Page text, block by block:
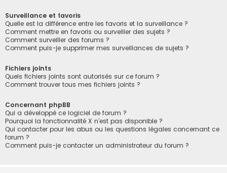
Surveillance et favoris
Quelle est la différence entre les favoris et la surveillance ?
Comment mettre en favoris ou surveiller des sujets ?
Comment surveiller des forums ?
Comment puis-je supprimer mes surveillances de sujets ?
Fichiers joints
Quels fichiers joints sont autorisés sur ce forum ?
Comment trouver tous mes fichiers joints ?
Concernant phpBB
Qui a développé ce logiciel de forum ?
Pourquoi la fonctionnalité X n’est pas disponible ?
Qui contacter pour les abus ou les questions légales concernant ce
forum ?
Comment puis-je contacter un administrateur du forum ?